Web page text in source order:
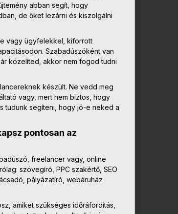
abban segít, hogy
de őket lezárni és kiszolgálni
vagy ügyfelekkel, kiforrott
Szabadúszóként van
közelíted, akkor nem fogod tudni
készült. Ne vedd meg
vagy, mert nem biztos, hogy
tudunk segíteni, hogy jó-e neked a
pontosan az
freelancer vagy, online
szövegíró, PPC szakértő, SEO
pályázatíró, webáruház
amiket szükséges időráfordítás,